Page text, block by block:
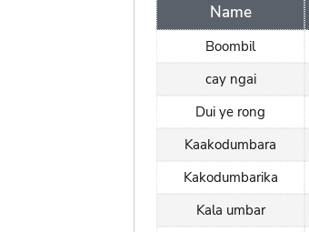
Name
Boombil
cay ngai
Dui ye rong
Kaakodumbara
Kakodumbarika
Kala umbar